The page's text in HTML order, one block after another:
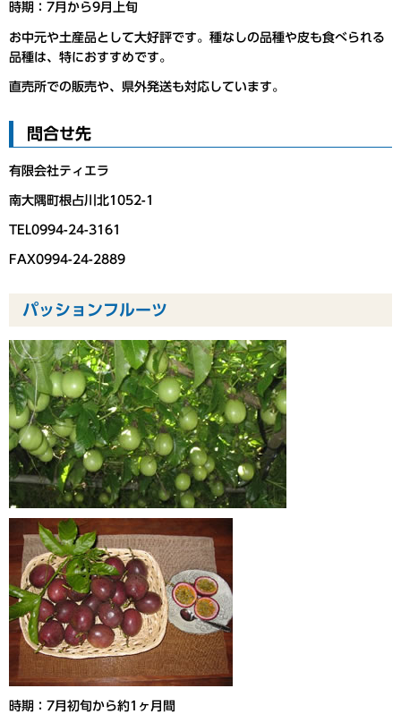
時期：7月から9月上旬
お中元や土産品として大好評です。種なしの品種や皮も食べられる
品種は、特におすすめです。
直売所での販売や、県外発送も対応しています。
問合せ先
有限会社ティエラ
南大隅町根占川北1052-1
TEL0994-24-3161
FAX0994-24-2889
パッションフルーツ
時期：7月初旬から約1ヶ月間